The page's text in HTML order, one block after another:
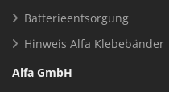
Batterieentsorgung
Hinweis Alfa Klebebänder
Alfa GmbH